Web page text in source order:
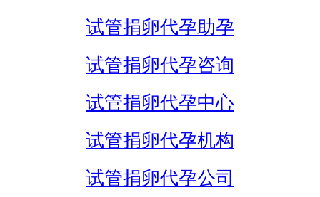
试管捐卵代孕助孕
试管捐卵代孕咨询
试管捐卵代孕中心
试管捐卵代孕机构
试管捐卵代孕公司